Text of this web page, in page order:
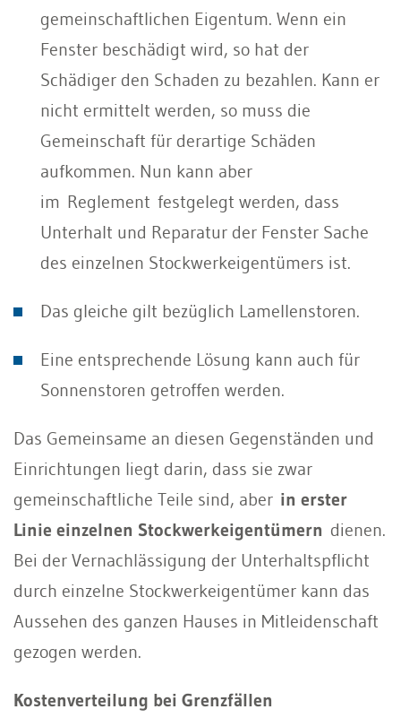
gemeinschaftlichen Eigentum. Wenn ein
Fenster beschädigt wird, so hat der
Schädiger den Schaden zu bezahlen. Kann er
nicht ermittelt werden, so muss die
Gemeinschaft für derartige Schäden
aufkommen. Nun kann aber
im Reglement festgelegt werden, dass
Unterhalt und Reparatur der Fenster Sache
des einzelnen Stockwerkeigentümers ist.
Das gleiche gilt bezüglich Lamellenstoren.
Eine entsprechende Lösung kann auch für
Sonnenstoren getroffen werden.
Das Gemeinsame an diesen Gegenständen und
Einrichtungen liegt darin, dass sie zwar
gemeinschaftliche Teile sind, aber in erster
Linie einzelnen Stockwerkeigentümern dienen.
Bei der Vernachlässigung der Unterhaltspflicht
durch einzelne Stockwerkeigentümer kann das
Aussehen des ganzen Hauses in Mitleidenschaft
gezogen werden.
Kostenverteilung bei Grenzfällen